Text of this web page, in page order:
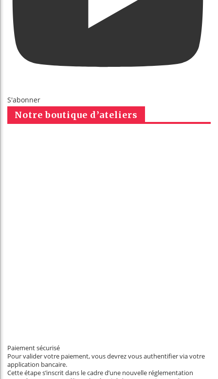
S'abonner
Notre boutique d’ateliers
Paiement sécurisé
Pour valider votre paiement, vous devrez vous authentifier via votre
application bancaire.
Cette étape s’inscrit dans le cadre d’une nouvelle réglementation